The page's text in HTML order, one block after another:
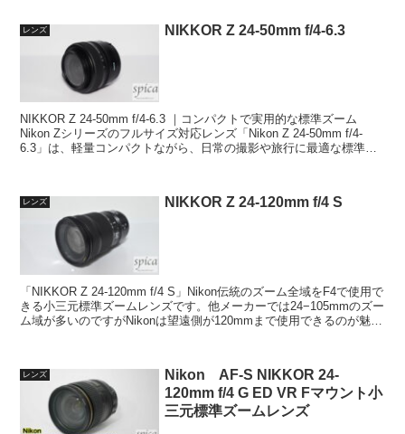
レンズ NIKKOR Z 24-50mm f/4-6.3
NIKKOR Z 24-50mm f/4-6.3 ｜コンパクトで実用的な標準ズーム
Nikon Zシリーズのフルサイズ対応レンズ「Nikon Z 24-50mm f/4-
6.3」は、軽量コンパクトながら、日常の撮影や旅行に最適な標準ズ
レンズ NIKKOR Z 24-120mm f/4 S
「NIKKOR Z 24-120mm f/4 S」Nikon伝統のズーム全域をF4で使用で
きる小三元標準ズームレンズです。他メーカーでは24−105mmのズー
ム域が多いのですがNikonは望遠側が120mmまで使用できるのが魅力
レンズ
Nikon AF-S NIKKOR 24-
120mm f/4 G ED VR Fマウント小
三元標準ズームレンズ